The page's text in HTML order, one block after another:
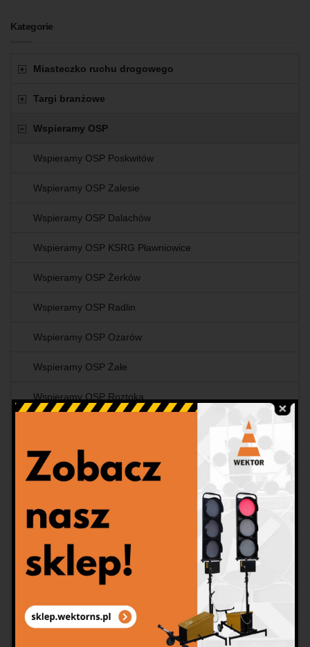
Kategorie
Miasteczko ruchu drogowego
Targi branżowe
Wspieramy OSP
Wspieramy OSP Poskwitów
Wspieramy OSP Zalesie
Wspieramy OSP Dalachów
Wspieramy OSP KSRG Pławniowice
Wspieramy OSP Żerków
Wspieramy OSP Radlin
Wspieramy OSP Ożarów
Wspieramy OSP Żałe
Wspieramy OSP Roztoka
Wspieramy OSP Karczów
Wspieramy OSP Zwardoń
Wspieramy OSP Młotkowice
Wspieramy OSP Wieluń
Wspieramy OSP Rychłocice
Wspieramy OSP Tyniec